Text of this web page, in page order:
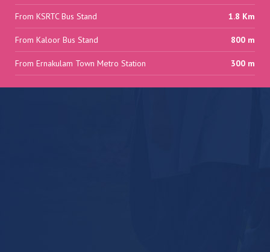
From KSRTC Bus Stand 1.8 Km
From Kaloor Bus Stand 800 m
From Ernakulam Town Metro Station 300 m